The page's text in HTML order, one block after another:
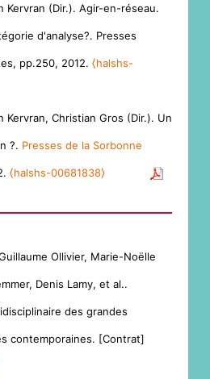
Kervran (Dir.). Agir-en-réseau.
d'analyse?. Presses
pp.250, 2012. ⟨halshs-
Kervran, Christian Gros (Dir.). Un
?. Presses de la Sorbonne
⟨halshs-00681838⟩
Ollivier, Marie-Noëlle
Denis Lamy, et al..
des grandes
contemporaines. [Contrat]